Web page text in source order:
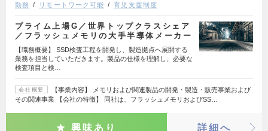
勤務
リモートワーク可能 育児支援制度
プライム上場G／世界トップクラスシェア
／フラッシュメモリの大手半導体メーカー
【職務概要】 SSD検査工程を開発し、製造拠点へ展開する
業務を担当していただきます。製品の仕様を理解し、必要な
検査項目と検…
会社概要
【事業内容】 メモリおよび関連製品の開発・製造・販売事業および
その関連事業 【会社の特徴】 同社は、フラッシュメモリおよびSS…
興味あり 詳細へ